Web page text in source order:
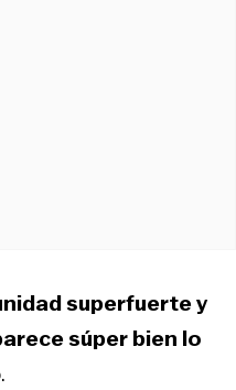
superfuerte y
súper bien lo